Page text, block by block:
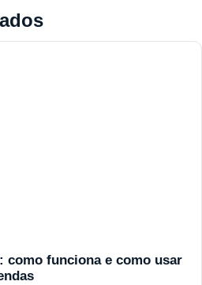
como funciona e como usar